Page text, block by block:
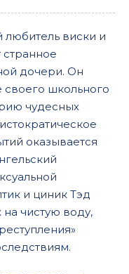
любитель виски и
дочери. Он
школьного
чудесных
оказывается
и циник Тэд
чистую воду,